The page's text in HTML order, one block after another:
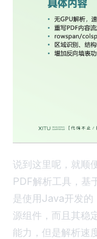
说到这里呢，就顺
PDF解析工具，基
是使用Java开发的
源组件，而且其稳
能力，但是解析速